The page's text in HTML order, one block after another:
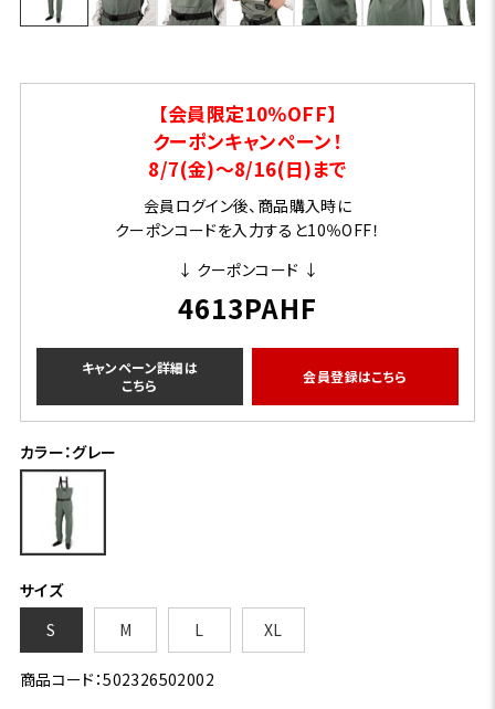
【会員限定10％OFF】
クーポンキャンペーン！
8/7(金)～8/16(日)まで
会員ログイン後、商品購入時に
クーポンコードを入力すると10％OFF！
↓ クーポンコード ↓
4613PAHF
キャンペーン詳細は
こちら
会員登録はこちら
カラー：グレー
サイズ
S
M L XL
商品コード：502326502002